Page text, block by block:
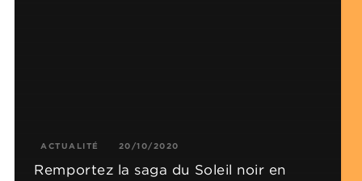
ACTUALITÉ 20/10/2020
Remportez la saga du Soleil noir en